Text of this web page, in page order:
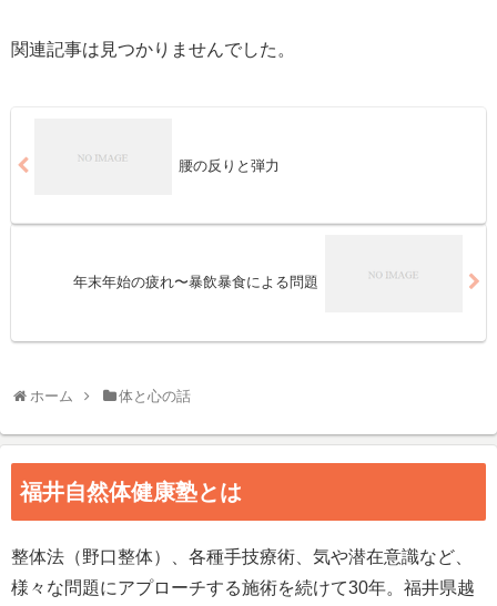
関連記事は見つかりませんでした。
腰の反りと弾力
年末年始の疲れ〜暴飲暴食による問題
ホーム 体と心の話
福井自然体健康塾とは
整体法（野口整体）、各種手技療術、気や潜在意識など、
様々な問題にアプローチする施術を続けて30年。福井県越